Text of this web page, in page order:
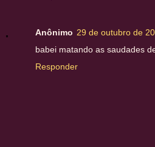
Anônimo 29 de outubro de
babei matando as saudades
Responder